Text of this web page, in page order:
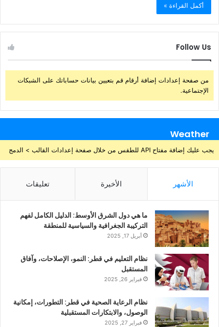
أكمل القراءة »
Follow Us
من صفحة إعدادات إضافة أرقام قم بتعيين بيانات حساباتك على الشبكات
الإجتماعية.
Weather
يجب عليك إضافة مفتاح API للطقس من خلال صفحة إعدادات القالب > الدمج
الأشهر الأخيرة تعليقات
ما هي دول الشرق الأوسط: الدليل الكامل لفهم
التركيبة الجغرافية والسياسية للمنطقة
أبريل 17, 2025
نظام التعليم في قطر: النمو، الإصلاحات، وآفاق
المستقبل
فبراير 26, 2025
نظام الرعاية الصحية في قطر: التطورات، إمكانية
الوصول، والابتكارات المستقبلية
فبراير 27, 2025